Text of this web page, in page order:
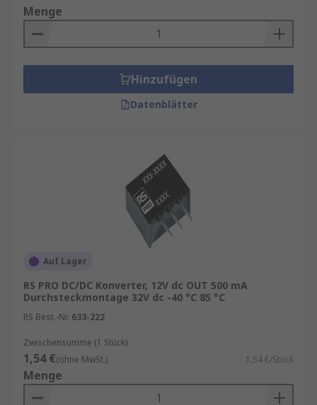
Hier finden Sie
Wandler
Menge
Hinzufügen
Datenblätter
Auf Lager
RS PRO DC/DC Konverter, 12V dc OUT 500 mA
Durchsteckmontage 32V dc -40 °C 85 °C
RS Best.-Nr. 633-222
Zwischensumme (1 Stück)
1,54 €(ohne MwSt.) 1,54 €/Stück
Menge